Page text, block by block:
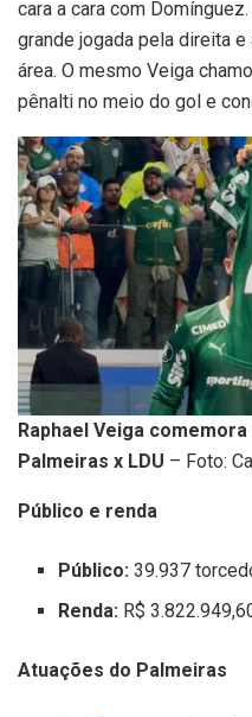
cara a cara com
grande jogada pela direita
área. O mesmo Veiga
pênalti no meio do gol e
Raphael Veiga
Palmeiras x LDU – Foto:
Público e renda
Público:39.937
Renda: R$
Atuações do Palmeiras